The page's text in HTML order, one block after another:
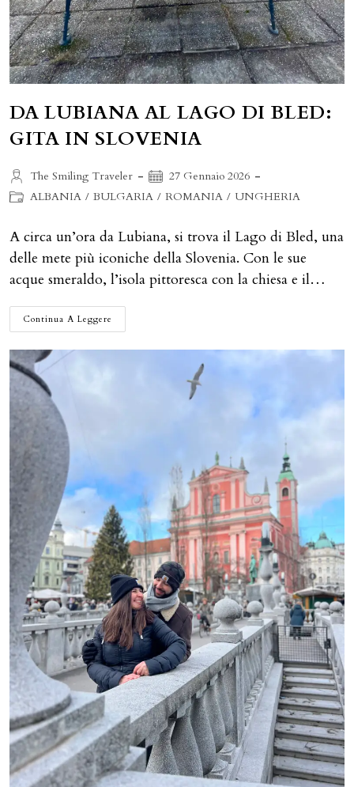
DA LUBIANA AL LAGO DI BLED:
GITA IN SLOVENIA
Autore
dell'articolo:
The Smiling Traveler
Articolo
pubblicato:
27 Gennaio 2026
Categoria
ALBANIA / BULGARIA / ROMANIA / UNGHERIA
A circa un’ora da Lubiana, si trova il Lago di Bled, una
delle mete più iconiche della Slovenia. Con le sue
acque smeraldo, l’isola pittoresca con la chiesa e il…
Continua A Leggere
LUBIANA
LAGO